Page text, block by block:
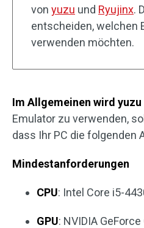
von yuzu und Ryujinx.
entscheiden, welchen
verwenden möchten.
Im Allgemeinen wird
Emulator zu verwenden,
dass Ihr PC die folgenden
Mindestanforderungen
CPU: Intel Core i5-
GPU: NVIDIA